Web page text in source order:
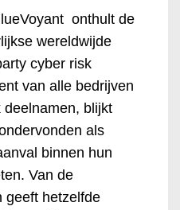
onthult de
wereldwijde
cyber risk
van alle bedrijven
blijkt
als
binnen hun
Van de
geeft hetzelfde